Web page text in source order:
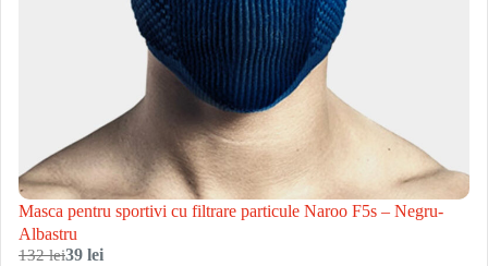
Masca pentru sportivi cu filtrare particule Naroo F5s – Negru-
Albastru
132 lei39 lei